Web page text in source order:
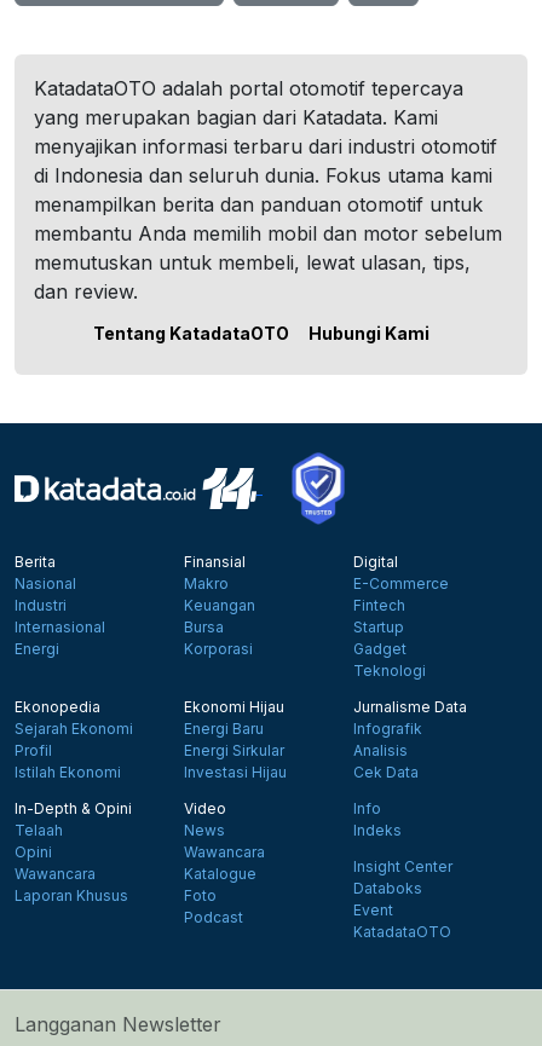
KatadataOTO adalah portal otomotif tepercaya
yang merupakan bagian dari Katadata. Kami
menyajikan informasi terbaru dari industri otomotif
di Indonesia dan seluruh dunia. Fokus utama kami
menampilkan berita dan panduan otomotif untuk
membantu Anda memilih mobil dan motor sebelum
memutuskan untuk membeli, lewat ulasan, tips,
dan review.
Tentang KatadataOTO Hubungi Kami
Berita
Nasional
Industri
Internasional
Energi
Finansial
Makro
Keuangan
Bursa
Korporasi
Digital
E-Commerce
Fintech
Startup
Gadget
Teknologi
Ekonopedia
Sejarah Ekonomi
Profil
Istilah Ekonomi
Ekonomi Hijau
Energi Baru
Energi Sirkular
Investasi Hijau
Jurnalisme Data
Infografik
Analisis
Cek Data
In-Depth & Opini
Telaah
Opini
Wawancara
Laporan Khusus
Video
News
Wawancara
Katalogue
Foto
Podcast
Info
Indeks
Insight Center
Databoks
Event
KatadataOTO
Langganan Newsletter